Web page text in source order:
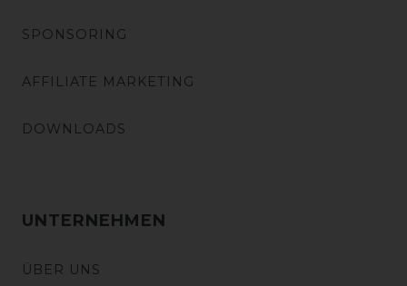
SPONSORING
AFFILIATE MARKETING
DOWNLOADS
UNTERNEHMEN
ÜBER UNS